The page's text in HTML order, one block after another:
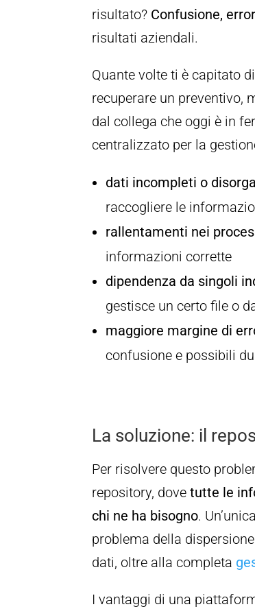
risultato? Confusione,
risultati aziendali.
Quante volte ti è capitato
recuperare un preventivo,
dal collega che oggi è in
centralizzato per la
dati incompleti o
raccogliere le
rallentamenti nei
informazioni corrette
dipendenza da singoli
gestisce un certo file o
maggiore margine di
confusione e possibili
La soluzione: il
Per risolvere questo
repository, dovetutte le
chi ne ha bisogno.
problema della
dati, oltre alla completa
I vantaggi di una